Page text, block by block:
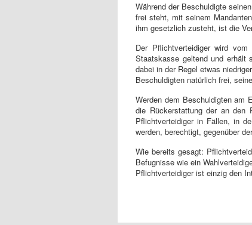
Während der Beschuldigte
frei steht, mit seinem
ihm gesetzlich zusteht, ist die
Der Pflichtverteidiger wird
Staatskasse geltend und erhält
dabei in der Regel etwas
Beschuldigten natürlich frei,
Werden dem Beschuldigten am
die Rückerstattung der an den
Pflichtverteidiger in Fällen, in
werden, berechtigt, gegenüber
Wie bereits gesagt:
Befugnisse wie ein
Pflichtverteidiger ist einzig den